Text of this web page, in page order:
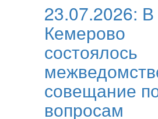
23.07.2026: В
Кемерово
состоялось
совещание
вопросам